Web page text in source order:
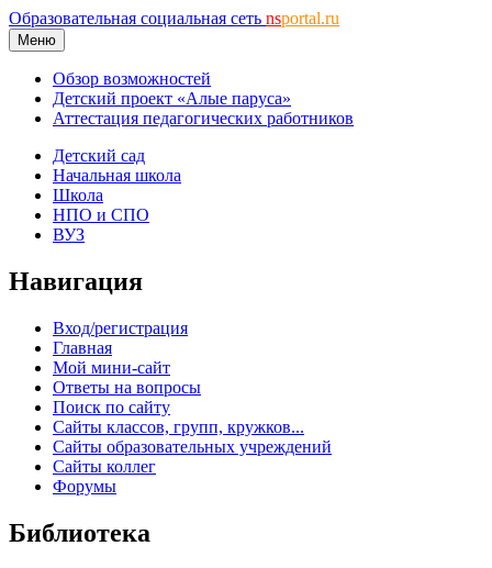
Образовательная социальная сеть nsportal.ru
Меню
Обзор возможностей
Детский проект «Алые паруса»
Аттестация педагогических работников
Детский сад
Начальная школа
Школа
НПО и СПО
ВУЗ
Навигация
Вход/регистрация
Главная
Мой мини-сайт
Ответы на вопросы
Поиск по сайту
Сайты классов, групп, кружков...
Сайты образовательных учреждений
Сайты коллег
Форумы
Библиотека